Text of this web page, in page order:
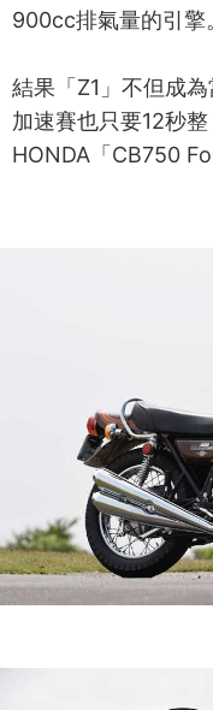
900cc排氣量的引擎
結果「Z1」不但成
加速賽也只要12秒
HONDA「CB750